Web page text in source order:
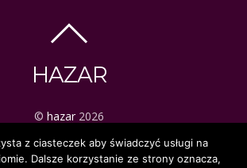
HAZAR
© hazar 2026
ezoteryka | tarot | mistyka
z ciasteczek aby świadczyć usługi na
Dalsze korzystanie ze strony oznacza,